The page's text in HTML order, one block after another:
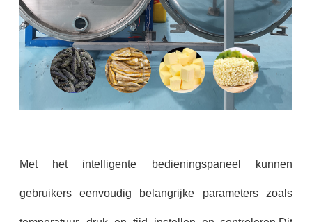
Met het intelligente bedieningspaneel kunnen
gebruikers eenvoudig belangrijke parameters zoals